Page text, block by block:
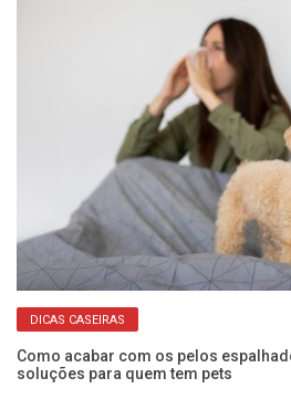
DICAS CASEIRAS
Como acabar com os pelos
soluções para quem tem pets